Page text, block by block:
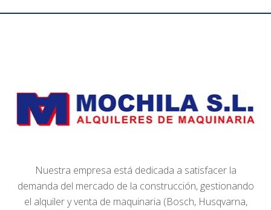
Nuestra empresa está dedicada a satisfacer la
demanda del mercado de la construcción, gestionando
el alquiler y venta de maquinaria (Bosch, Husqvarna,